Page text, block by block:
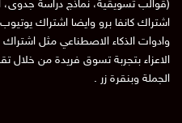
(قوالب تسويقية، نماذج دراسة
اشتراك كانفا برو وايضا اشتراك
الاعزاء بتجربة تسوق فريدة من خلال
الجملة وبنقرة زر .